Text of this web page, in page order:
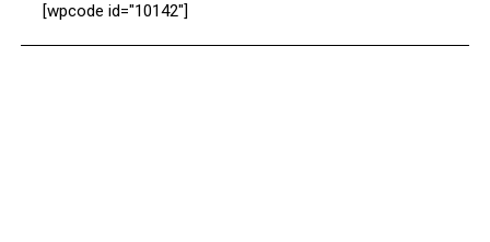
[wpcode id="10142"]